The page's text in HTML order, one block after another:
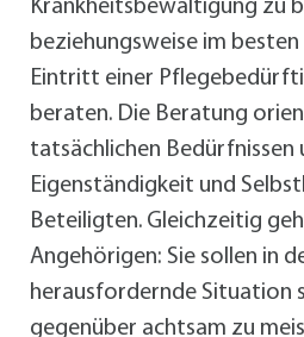
Krankheitsbewältigung zu
beziehungsweise im
Eintritt einer
beraten. Die Beratung
tatsächlichen
Eigenständigkeit und
Beteiligten. Gleichzeitig
Angehörigen: Sie sollen in
herausfordernde Situation
gegenüber achtsam zu